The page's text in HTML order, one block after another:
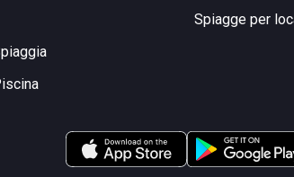
Spiagge per